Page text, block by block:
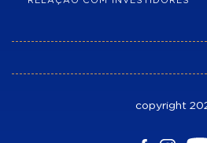
copyright